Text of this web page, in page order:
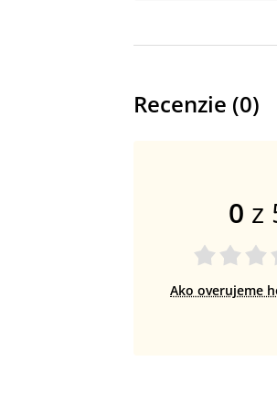
Recenzie (0)
0 z
Ako overujeme